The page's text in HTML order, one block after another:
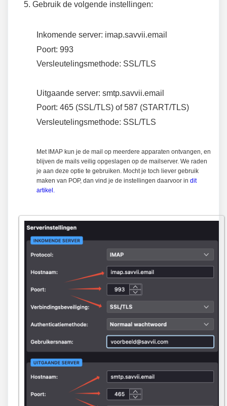
Gebruik de volgende instellingen:
Inkomende server: imap.savvii.email
Poort: 993
Versleutelingsmethode: SSL/TLS
Uitgaande server: smtp.savvii.email
Poort: 465 (SSL/TLS) of 587 (START/TLS)
Versleutelingsmethode: SSL/TLS
Met IMAP kun je de mail op meerdere apparaten ontvangen, en
blijven de mails veilig opgeslagen op de mailserver. We raden
je aan deze optie te gebruiken. Mocht je toch liever gebruik
maken van POP, dan vind je de instellingen daarvoor in dit
artikel.